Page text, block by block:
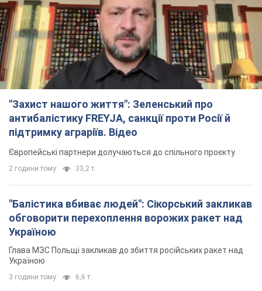
"Захист нашого життя": Зеленський про
антибалістику FREYJA, санкції проти Росії й
підтримку аграріїв. Відео
Європейські партнери долучаються до спільного проєкту
2 години тому 33,2 т.
"Балістика вбиває людей": Сікорський закликав
обговорити перехоплення ворожих ракет над
Україною
Глава МЗС Польщі закликав до збиття російських ракет над
Україною
3 години тому 6,6 т.